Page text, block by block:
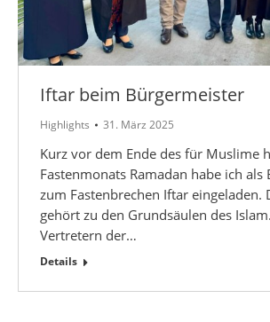
Iftar beim Bürgermeister
Highlights 31. März 2025
Kurz vor dem Ende des für Muslime
Fastenmonats Ramadan habe ich
zum Fastenbrechen Iftar eingeladen.
gehört zu den Grundsäulen des
Vertretern der…
Details